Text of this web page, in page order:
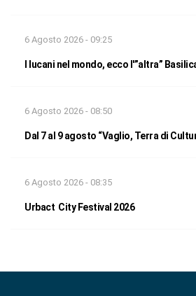
6 Agosto 2026 - 09:25
I lucani nel mondo, ecco l'”altra”
6 Agosto 2026 - 08:50
Dal 7 al 9 agosto “Vaglio, Terra di
6 Agosto 2026 - 08:35
Urbact City Festival 2026